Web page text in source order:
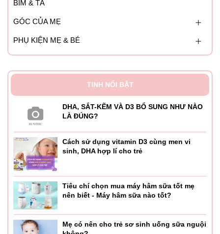
BỈM & TÃ
GÓC CỦA MẸ
PHỤ KIỆN MẸ & BÉ
TINH NỔI BẬT
DHA, SẮT-KẼM VÀ D3 BỔ SUNG NHƯ NÀO
LÀ ĐÚNG?
Cách sử dụng vitamin D3 cùng men vi
sinh, DHA hợp lí cho trẻ
Tiêu chí chọn mua máy hâm sữa tốt mẹ
nên biết - Máy hâm sữa nào tốt?
Mẹ có nên cho trẻ sơ sinh uống sữa nguội